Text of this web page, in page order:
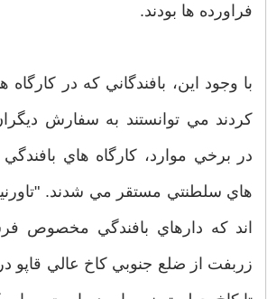
فراورده ها بودند.
با وجود اين، بافندگاني كه در
كردند مي توانستند به سفارش
در برخي موارد، كارگاه هاي بافندگي
هاي سلطنتي مستقر مي شدند.
اند كه دارهاي بافندگي مخصوص
زربفت از ضلع جنوبي كاخ عالي قاپو